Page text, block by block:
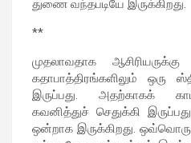
துணை வந்தபடியே இருக்கிறது.
**
முதலாவதாக
கதாபாத்திரங்களிலும் ஒரு
இருப்பது. அதற்காகக்
கவனித்துச் செதுக்கி
ஒன்றாக இருக்கிறது. ஒவ்வொரு